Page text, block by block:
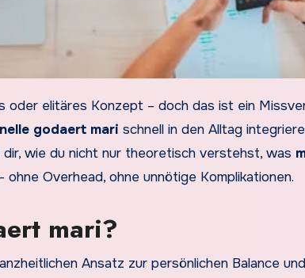
oder elitäres Konzept – doch das ist ein
godaert mari schnell in den Alltag
wie du nicht nur theoretisch verstehst, was
Overhead, ohne unnötige Komplikationen.
mari?
Ansatz zur persönlichen Balance und